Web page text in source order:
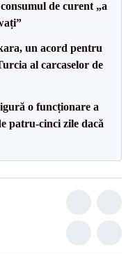
de curent „a
un acord pentru
al carcaselor de
o funcționare a
patru-cinci zile dacă